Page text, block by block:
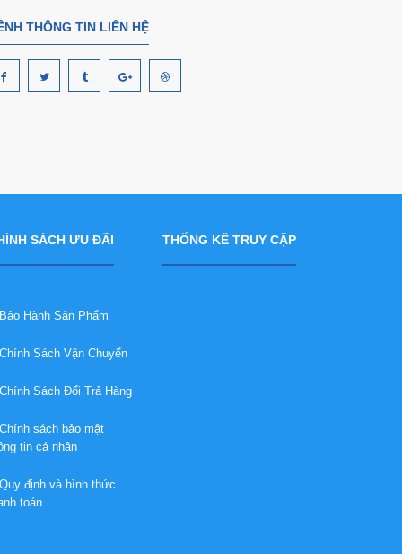
THÔNG TIN LIÊN HỆ
SÁCH ƯU ĐÃI
Hành Sản Phẩm
Sách Vận Chuyển
Sách Đổi Trả Hàng
sách bảo mật
tin cá nhân
định và hình thức
toán
THỐNG KÊ TRUY CẬP